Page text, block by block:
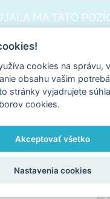
MA TÁTO
Ďakujeme za zdieľanie
cookies na správu,
obsahu vašim
stránky vyjadrujete
cookies.
Akceptovať všetko
Nastavenia cookies